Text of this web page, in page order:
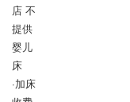
店 不
提供
婴儿
床
·加床